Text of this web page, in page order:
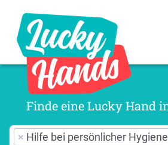
Finde eine Lucky Hand
× Hilfe bei persönlicher Hygiene